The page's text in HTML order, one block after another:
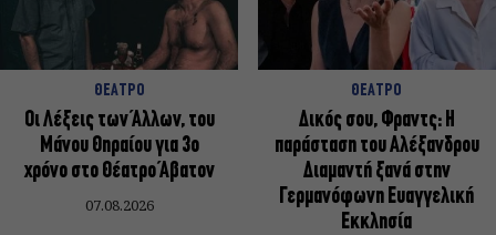
ΘΕΑΤΡΟ
Οι Λέξεις των Άλλων, του
Μάνου Θηραίου για 3ο
χρόνο στο Θέατρο Άβατον
07.08.2026
ΘΕΑΤΡΟ
Δικός σου, Φραντς: Η
παράσταση του Αλέξανδρου
Διαμαντή ξανά στην
Γερμανόφωνη Ευαγγελική
Εκκλησία